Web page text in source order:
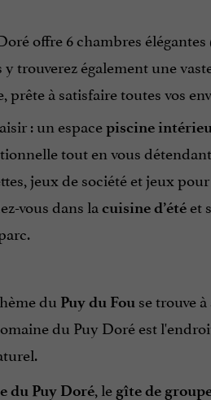
offre 6 chambres élégantes
trouverez également une
à satisfaire toutes vos
: un espacepiscine
tout en vous
jeux de société et jeux
vous dans la cuisine d’étéet
du Puy du Fou se trouve
du Puy Doré est
du Puy Doré, le gîte de